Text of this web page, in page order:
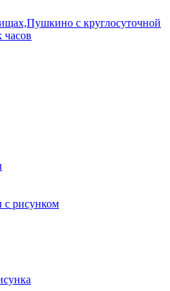
с круглосуточной
часов
рисунком